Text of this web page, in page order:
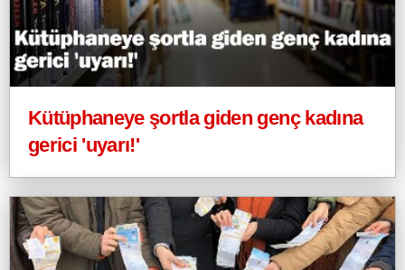
Kütüphaneye şortla giden genç kadına
gerici 'uyarı!'